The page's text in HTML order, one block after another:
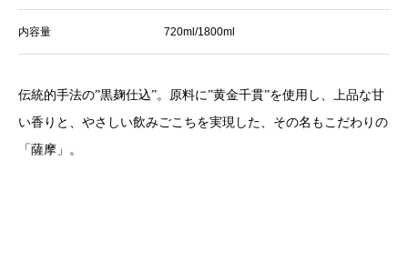
内容量 720ml/1800ml
伝統的手法の”黒麹仕込”。原料に”黄金千貫”を使用し、上品な甘
い香りと、やさしい飲みごこちを実現した、その名もこだわりの
「薩摩」。